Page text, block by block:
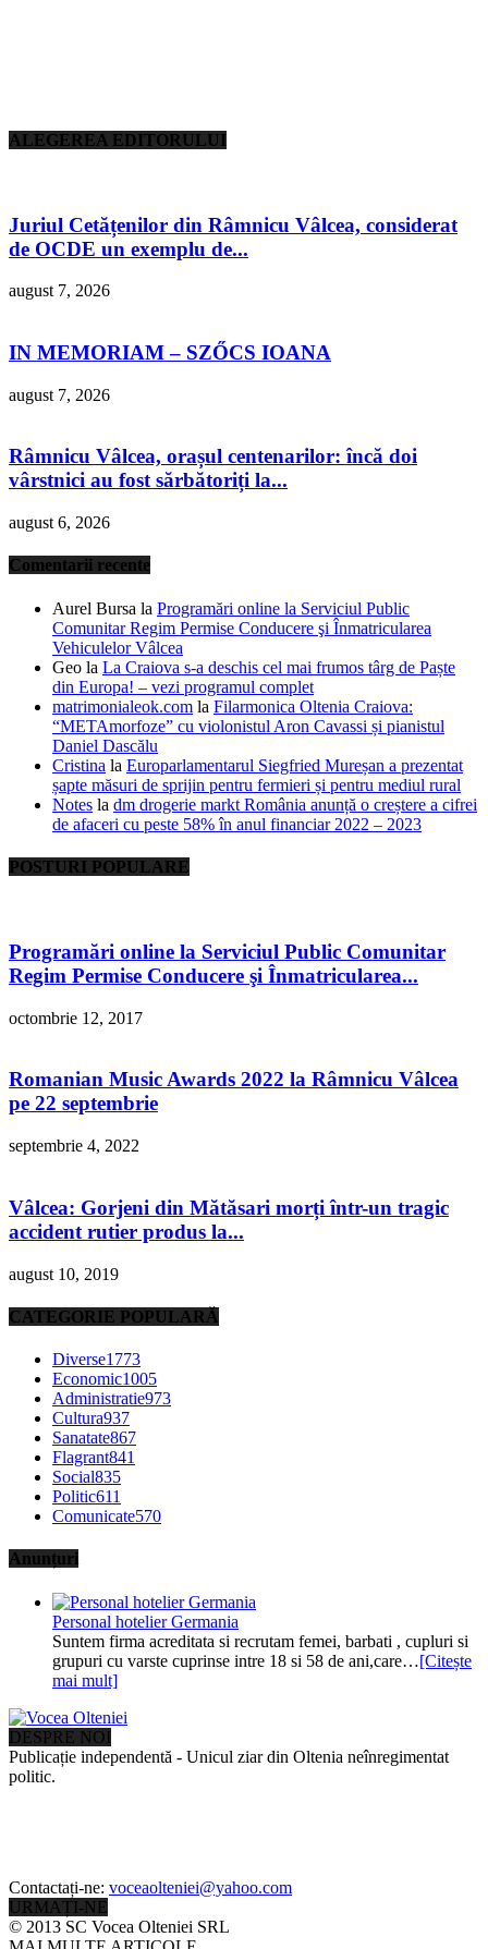
ALEGEREA EDITORULUI
Juriul Cetățenilor din Râmnicu Vâlcea, considerat
de OCDE un exemplu de...
august 7, 2026
IN MEMORIAM – SZŐCS IOANA
august 7, 2026
Râmnicu Vâlcea, orașul centenarilor: încă doi
vârstnici au fost sărbătoriți la...
august 6, 2026
Comentarii recente
Aurel Bursa la Programări online la Serviciul Public
Comunitar Regim Permise Conducere şi Înmatricularea
Vehiculelor Vâlcea
Geo la La Craiova s-a deschis cel mai frumos târg de Paște
din Europa! – vezi programul complet
matrimonialeok.com la Filarmonica Oltenia Craiova:
“METAmorfoze” cu violonistul Aron Cavassi și pianistul
Daniel Dascălu
Cristina la Europarlamentarul Siegfried Mureșan a prezentat
șapte măsuri de sprijin pentru fermieri și pentru mediul rural
Notes la dm drogerie markt România anunță o creștere a cifrei
de afaceri cu peste 58% în anul financiar 2022 – 2023
POSTURI POPULARE
Programări online la Serviciul Public Comunitar
Regim Permise Conducere şi Înmatricularea...
octombrie 12, 2017
Romanian Music Awards 2022 la Râmnicu Vâlcea
pe 22 septembrie
septembrie 4, 2022
Vâlcea: Gorjeni din Mătăsari morți într-un tragic
accident rutier produs la...
august 10, 2019
CATEGORIE POPULARĂ
Diverse1773
Economic1005
Administratie973
Cultura937
Sanatate867
Flagrant841
Social835
Politic611
Comunicate570
Anunțuri
Personal hotelier Germania
Suntem firma acreditata si recrutam femei, barbati , cupluri si
grupuri cu varste cuprinse intre 18 si 58 de ani,care…[Citește
mai mult]
DESPRE NOI
Publicație independentă - Unicul ziar din Oltenia neînregimentat
politic.
Contactați-ne: voceaolteniei@yahoo.com
URMAȚI-NE
© 2013 SC Vocea Olteniei SRL